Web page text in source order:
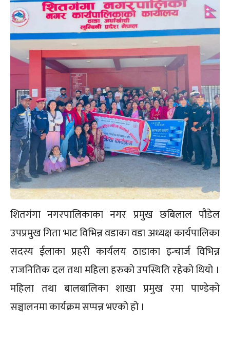
शितगंगा नगरपालिकाका नगर प्रमुख छबिलाल पौडेल
उपप्रमुख गिता भाट विभिन्न वडाका वडा अध्यक्ष कार्यपालिका
सदस्य ईलाका प्रहरी कार्यलय ठाडाका इन्चार्ज विभिन्न
राजनितिक दल तथा महिला हरुको उपस्थिति रहेको थियो ।
महिला तथा बालबालिका शाखा प्रमुख रमा पाण्डेको
सञ्चालनमा कार्यक्रम सप्पन्न भएको हो ।